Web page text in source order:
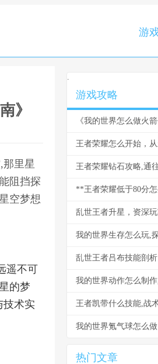
游
》
里星
阻挡探
空梦想
遥不可
的梦
技术实
.
游戏攻略
王者荣耀怎么开始，
王者荣耀钻石攻略,通
乱世王者升星，资深
我的世界生存怎么玩,
我的世界动作怎么制
热门文章